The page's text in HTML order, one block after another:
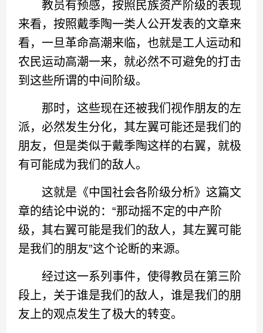
教员有预感，按照民族资产阶级的表现
来看，按照戴季陶一类人公开发表的文章来
看，一旦革命高潮来临，也就是工人运动和
农民运动高潮一来，就必然不可避免的打击
到这些所谓的中间阶级。
那时，这些现在还被我们视作朋友的左
派，必然发生分化，其左翼可能还是我们的
朋友，但是类似于戴季陶这样的右翼，就极
有可能成为我们的敌人。
这就是《中国社会各阶级分析》这篇文
章的结论中说的：“那动摇不定的中产阶
级，其右翼可能是我们的敌人，其左翼可能
是我们的朋友”这个论断的来源。
经过这一系列事件，使得教员在第三阶
段上，关于谁是我们的敌人，谁是我们的朋
友上的观点发生了极大的转变。